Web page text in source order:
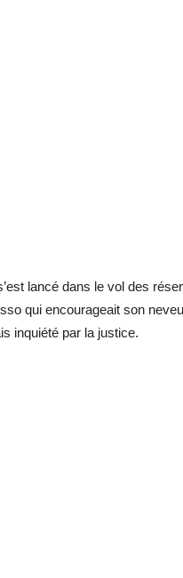
lancé dans le vol des
qui encourageait son
inquiété par la justice.